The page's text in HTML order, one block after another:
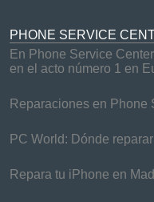
PHONE SERVICE
En Phone Service
en el acto número 1 en
Reparaciones en Phone
PC World: Dónde
Repara tu iPhone en